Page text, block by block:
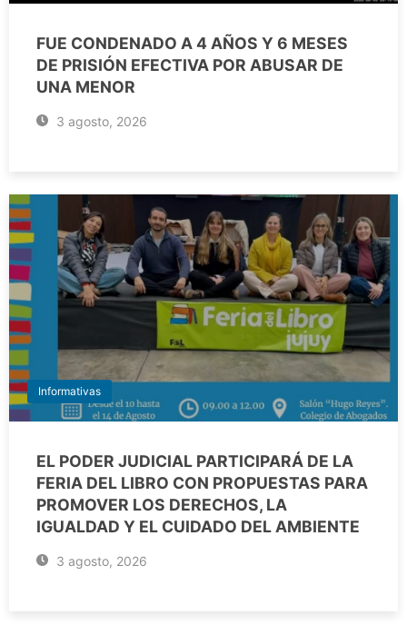
FUE CONDENADO A 4 AÑOS Y 6 MESES
DE PRISIÓN EFECTIVA POR ABUSAR DE
UNA MENOR
3 agosto, 2026
Informativas
EL PODER JUDICIAL PARTICIPARÁ DE LA
FERIA DEL LIBRO CON PROPUESTAS PARA
PROMOVER LOS DERECHOS, LA
IGUALDAD Y EL CUIDADO DEL AMBIENTE
3 agosto, 2026